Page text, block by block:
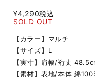
¥4,290税込
SOLD OUT
【カラー】マルチ
【サイズ】L
【実寸】肩幅/裄丈
【素材】表地/本体 綿